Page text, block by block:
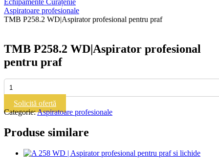
Aspiratoare profesionale
TMB P258.2 WD|Aspirator profesional pentru praf
TMB P258.2 WD|Aspirator profesional
pentru praf
Cantitate
TMB
P258.2
WD|Aspirator
profesional
praf
Solicită ofertă
Categorie:Aspiratoare profesionale
Produse similare